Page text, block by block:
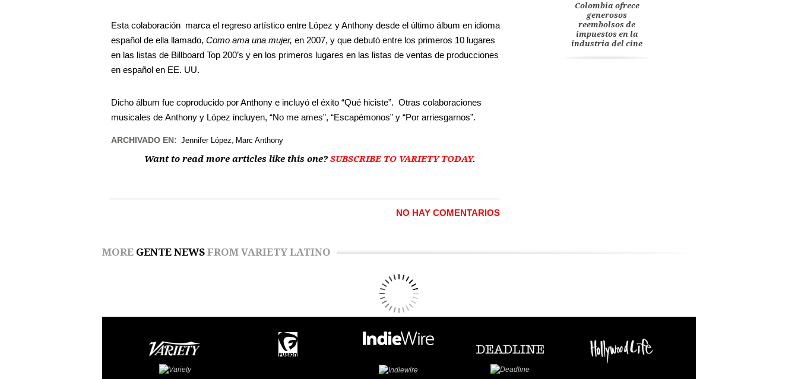
Esta colaboración marca el regreso artístico entre López y Anthony desde el último álbum en idioma
español de ella llamado, Como ama una mujer, en 2007, y que debutó entre los primeros 10 lugares
en las listas de Billboard Top 200’s y en los primeros lugares en las listas de ventas de producciones
en español en EE. UU.
Dicho álbum fue coproducido por Anthony e incluyó el éxito “Qué hiciste”. Otras colaboraciones
musicales de Anthony y López incluyen, “No me ames”, “Escapémonos” y “Por arriesgarnos”.
ARCHIVADO EN: Jennifer López Marc Anthony
Want to read more articles like this one?SUBSCRIBE TO VARIETY TODAY.
Colombia ofrece
generosos
reembolsos de
impuestos en la
industria del cine
NO HAY COMENTARIOS
MORE GENTE NEWS FROM VARIETY LATINO